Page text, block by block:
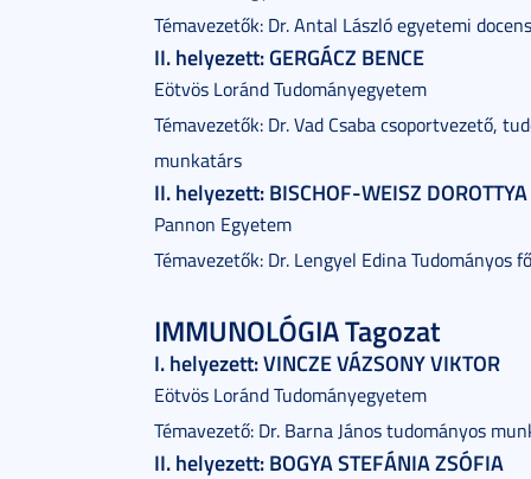
Témavezetők: Dr. Antal László egyetemi
II. helyezett: GERGÁCZ BENCE
Eötvös Loránd Tudományegyetem
Témavezetők: Dr. Vad Csaba csoportvezető,
munkatárs
II. helyezett: BISCHOF-WEISZ DOROTTYA
Pannon Egyetem
Témavezetők: Dr. Lengyel Edina
IMMUNOLÓGIA Tagozat
I. helyezett: VINCZE VÁZSONY VIKTOR
Eötvös Loránd Tudományegyetem
Témavezető: Dr. Barna János tudományos
II. helyezett: BOGYA STEFÁNIA ZSÓFIA